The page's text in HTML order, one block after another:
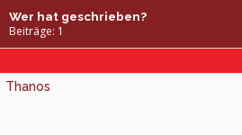
Wer hat geschrieben?
Beiträge: 1
Thanos